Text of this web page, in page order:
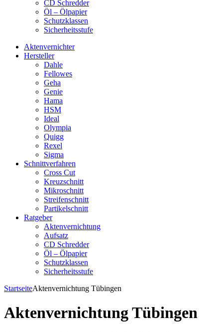
CD Schredder
Öl – Ölpapier
Schutzklassen
Sicherheitsstufe
Aktenvernichter
Hersteller
Dahle
Fellowes
Geha
Genie
Hama
HSM
Ideal
Olympia
Quigg
Rexel
Sigma
Schnittverfahren
Cross Cut
Kreuzschnitt
Mikroschnitt
Streifenschnitt
Partikelschnitt
Ratgeber
Aktenvernichtung
Aufsatz
CD Schredder
Öl – Ölpapier
Schutzklassen
Sicherheitsstufe
StartseiteAktenvernichtung Tübingen
Aktenvernichtung Tübingen